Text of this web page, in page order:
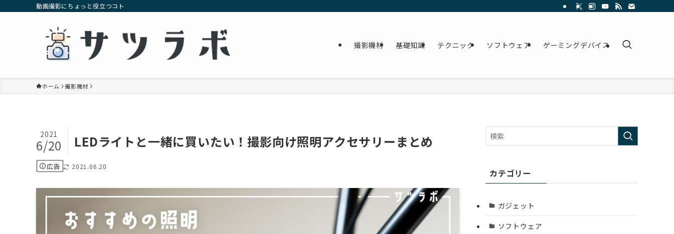
動画撮影にちょっと役立つコト
撮影機材 基礎知識 テクニック ソフトウェア ゲーミングデバイス
ホーム 撮影機材
LEDライトと一緒に買いたい！撮影向け照明アクセサリーまとめ
2021
6/20
広告 2021.06.20
カテゴリー
ガジェット
ソフトウェア